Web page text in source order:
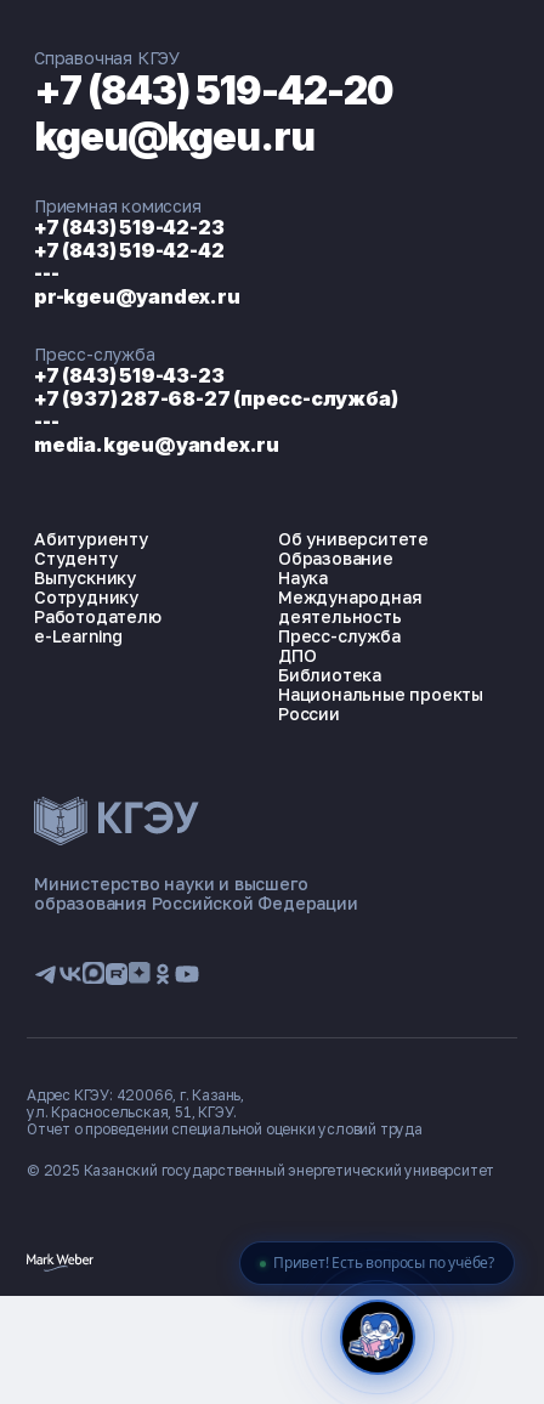
Привет! Есть вопросы по учёбе?
ЭНЕРГОКОД — ПОМОЩНИК КГЭУ
📋 Приёмная комиссия
🏠 Общежитие
Министерство науки и высшего
образования Российской Федерации
Абитуриенту
Студенту
Выпускнику
Сотруднику
Работодателю
e-Learning
Об университете
Образование
Наука
Международная
деятельность
Пресс-служба
ДПО
Библиотека
Национальные проекты
России
Справочная КГЭУ
+7 (843) 519-42-20
kgeu@kgeu.ru
Приемная комиссия
+7 (843) 519-42-23
+7 (843) 519-42-42
---
pr-kgeu@yandex.ru
Пресс-служба
+7 (843) 519-43-23
+7 (937) 287-68-27 (пресс-служба)
---
media.kgeu@yandex.ru
© 2025 Казанский государственный энергетический университет
Адрес КГЭУ: 420066, г. Казань,
ул. Красносельская, 51, КГЭУ.
Отчет о проведении специальной оценки условий труда